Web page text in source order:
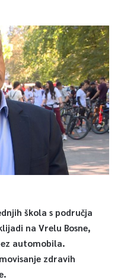
škola s područja
na Vrelu Bosne,
automobila.
zdravih